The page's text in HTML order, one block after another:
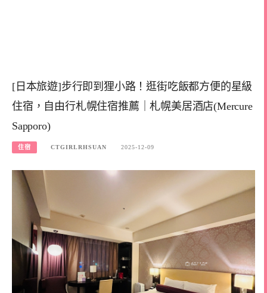
[日本旅遊]步行即到狸小路！逛街吃飯都方便的星級
住宿，自由行札幌住宿推薦｜札幌美居酒店(Mercure
Sapporo)
住宿 CTGIRLRHSUAN 2025-12-09